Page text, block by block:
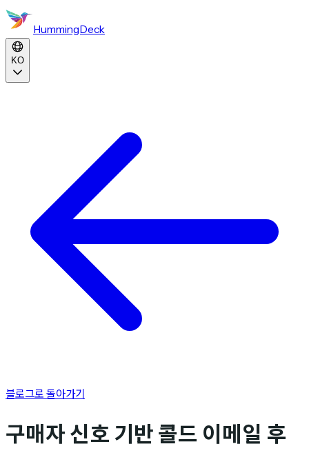
HummingDeck
KO
블로그로 돌아가기
구매자 신호 기반 콜드 이메일 후